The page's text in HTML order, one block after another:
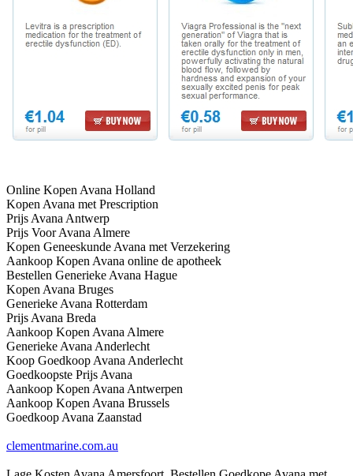
Online Kopen Avana Holland
Kopen Avana met Prescription
Prijs Avana Antwerp
Prijs Voor Avana Almere
Kopen Geneeskunde Avana met Verzekering
Aankoop Kopen Avana online de apotheek
Bestellen Generieke Avana Hague
Kopen Avana Bruges
Generieke Avana Rotterdam
Prijs Avana Breda
Aankoop Kopen Avana Almere
Generieke Avana Anderlecht
Koop Goedkoop Avana Anderlecht
Goedkoopste Prijs Avana
Aankoop Kopen Avana Antwerpen
Aankoop Kopen Avana Brussels
Goedkoop Avana Zaanstad
clementmarine.com.au